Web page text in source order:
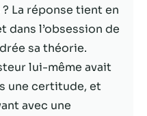
La réponse tient en
dans l’obsession de
sa théorie.
lui-même avait
une certitude, et
avec une
chances de
voir du
contenu et des
offres
personnalisés.